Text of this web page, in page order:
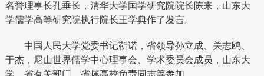
名誉理事长孔垂长，清华大学国学研究院院长陈来，山东大
学儒学高等研究院执行院长王学典作了发言。
中国人民大学党委书记靳诺，省领导孙立成、关志鸥、
于杰，尼山世界儒学中心理事会、学术委员会成员，山东大
学、省有关部门、省属高校负责同志等参加。